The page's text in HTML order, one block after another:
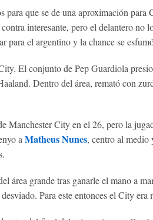
para que se de una aproximación para
interesante, pero el delantero no
para el argentino y la chance se
El conjunto de Pep Guardiola
Dentro del área, remató con
Manchester City en el 26, pero la
aMatheus Nunes, centro al
área grande tras ganarle el mano a
Para este entonces el City era